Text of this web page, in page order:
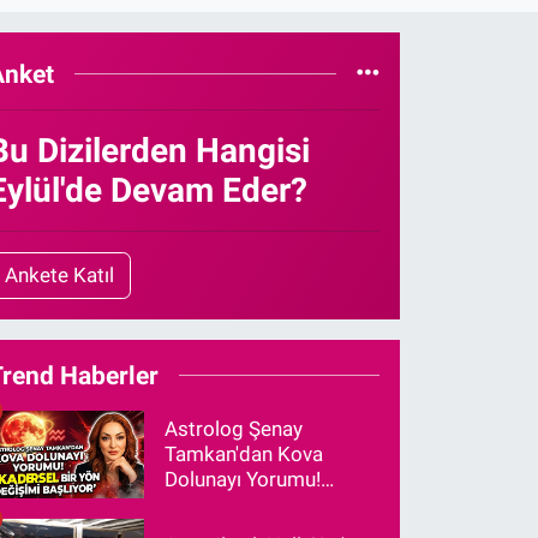
Dizilerden Hangisi
Devam Eder?
Ankete Katıl
Haberler
Astrolog Şenay
Tamkan'dan Kova
Dolunayı Yorumu!